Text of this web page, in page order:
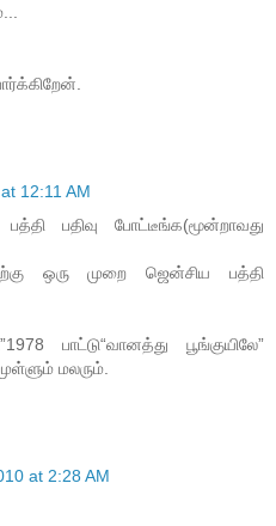
12:11 AM
பதிவு போட்டீங்க(மூன்றாவது
ஒரு முறை ஜென்சிய பத்தி
பாட்டு“வானத்து பூங்குயிலே”
மலரும்.
at 2:28 AM